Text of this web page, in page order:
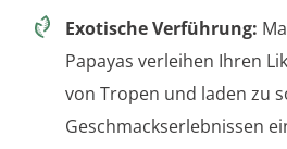
Exotische Verführung:
Papayas verleihen Ihren
von Tropen und laden zu
Geschmackserlebnissen